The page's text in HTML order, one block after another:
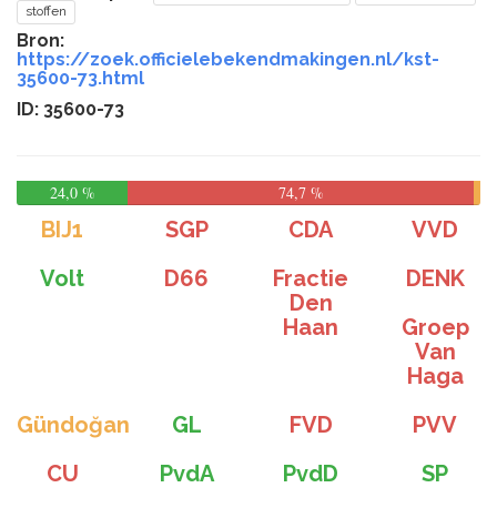
stoffen
Bron:
https://zoek.officielebekendmakingen.nl/kst-
35600-73.html
ID: 35600-73
24,0 % 74,7 %
BIJ1 SGP CDA
VVD
Volt
D66
Fractie
Den
Haan
DENK
Groep
Van
Haga
Gündoğan
GL FVD
PVV
CU
PvdA PvdD
SP